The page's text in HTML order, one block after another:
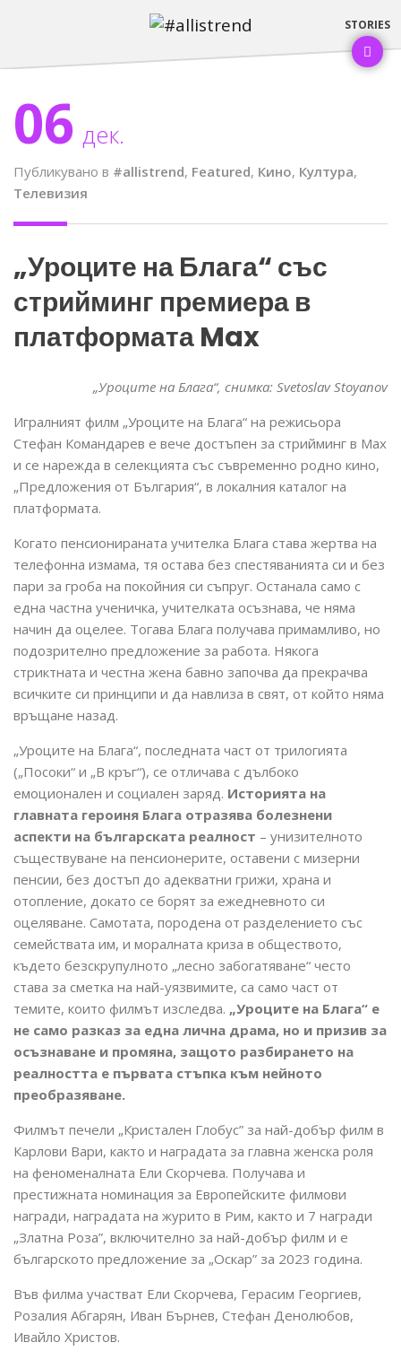
06 дек.
Публикувано в #allistrend, Featured, Кино, Култура,
Телевизия
„Уроците на Блага“ със
стрийминг премиера в
платформата Max
„Уроците на Блага“, снимка: Svetoslav Stoyanov
Игралният филм „Уроците на Блага“ на режисьора
Стефан Командарев е вече достъпен за стрийминг в Max
и се нарежда в селекцията със съвременно родно кино,
„Предложения от България“, в локалния каталог на
платформата.
Когато пенсионираната учителка Блага става жертва на
телефонна измама, тя остава без спестяванията си и без
пари за гроба на покойния си съпруг. Останала само с
една частна ученичка, учителката осъзнава, че няма
начин да оцелее. Тогава Блага получава примамливо, но
подозрително предложение за работа. Някога
стриктната и честна жена бавно започва да прекрачва
всичките си принципи и да навлиза в свят, от който няма
връщане назад.
„Уроците на Блага“, последната част от трилогията
(„Посоки“ и „В кръг“), се отличава с дълбоко
емоционален и социален заряд. Историята на
главната героиня Блага отразява болезнени
аспекти на българската реалност – унизителното
съществуване на пенсионерите, оставени с мизерни
пенсии, без достъп до адекватни грижи, храна и
отопление, докато се борят за ежедневното си
оцеляване. Самотата, породена от разделението със
семействата им, и моралната криза в обществото,
където безскрупулното „лесно забогатяване“ често
става за сметка на най-уязвимите, са само част от
темите, които филмът изследва. „Уроците на Блага“ е
не само разказ за една лична драма, но и призив за
осъзнаване и промяна, защото разбирането на
реалността е първата стъпка към нейното
преобразяване.
Филмът печели „Кристален Глобус” за най-добър филм в
Карлови Вари, както и наградата за главна женска роля
на феноменалната Ели Скорчева. Получава и
престижната номинация за Европейските филмови
награди, наградата на журито в Рим, както и 7 награди
„Златна Роза”, включително за най-добър филм и е
българското предложение за „Оскар” за 2023 година.
Във филма участват Ели Скорчева, Герасим Георгиев,
Розалия Абгарян, Иван Бърнев, Стефан Денолюбов,
Ивайло Христов.